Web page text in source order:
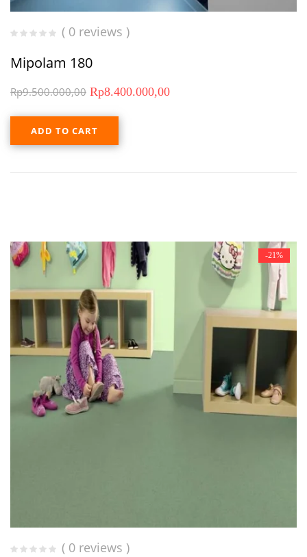
( 0 reviews )
Mipolam 180
Rp9.500.000,00 Rp8.400.000,00
ADD TO CART
-21%
( 0 reviews )